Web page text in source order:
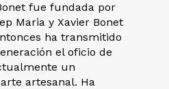
fue fundada por
Maria y Xavier Bonet
ha transmitido
el oficio de
un
artesanal. Ha